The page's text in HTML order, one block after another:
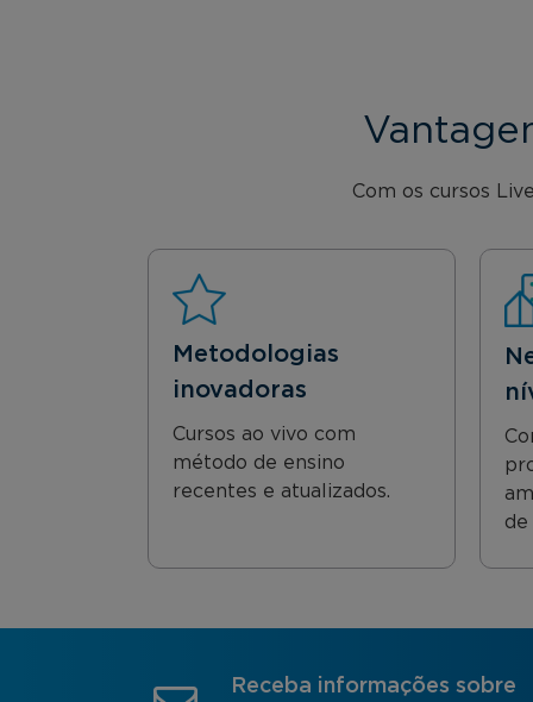
Com os cursos
Metodologias
inovadoras
Cursos ao vivo com
método de ensino
recentes e atualizados.
de
Receba informações sobre